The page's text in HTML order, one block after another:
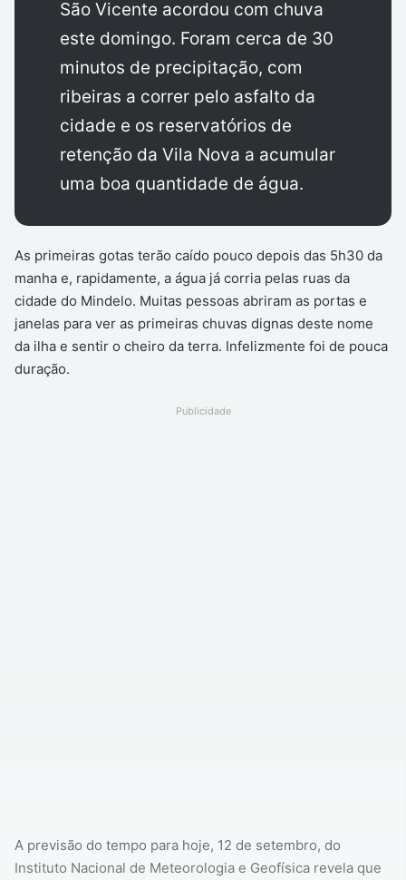
São Vicente acordou com chuva
este domingo. Foram cerca de 30
minutos de precipitação, com
ribeiras a correr pelo asfalto da
cidade e os reservatórios de
retenção da Vila Nova a acumular
uma boa quantidade de água.
As primeiras gotas terão caído pouco depois das 5h30 da
manha e, rapidamente, a água já corria pelas ruas da
cidade do Mindelo. Muitas pessoas abriram as portas e
janelas para ver as primeiras chuvas dignas deste nome
da ilha e sentir o cheiro da terra. Infelizmente foi de pouca
duração.
Publicidade
A previsão do tempo para hoje, 12 de setembro, do
Instituto Nacional de Meteorologia e Geofísica revela que